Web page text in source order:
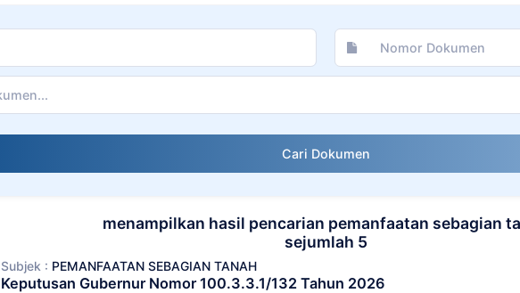
Cari Dokumen
menampilkan hasil pencarian pemanfaatan sebagian
sejumlah 5
Subjek : PEMANFAATAN SEBAGIAN TANAH
Keputusan Gubernur Nomor 100.3.3.1/132 Tahun 2026